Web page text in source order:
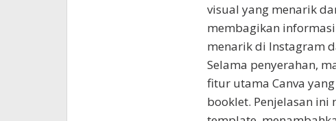
visual yang menarik
membagikan
menarik di Instagram
Selama penyerahan,
fitur utama Canva
booklet. Penjelasan